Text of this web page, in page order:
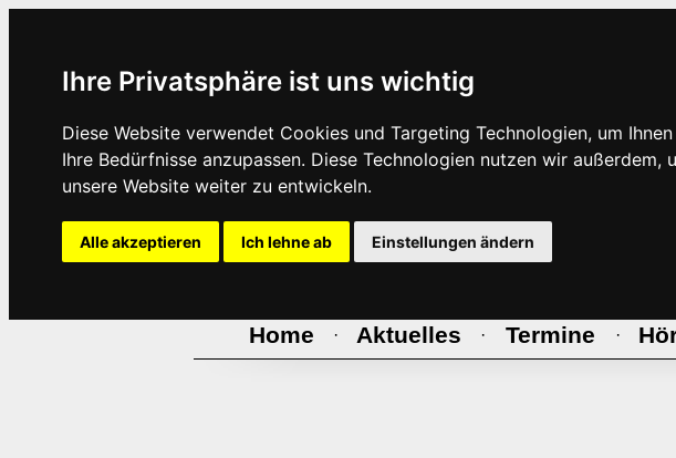
Ihre Privatsphäre ist uns wichtig
Diese Website verwendet Cookies und Targeting Technologien, um
Ihre Bedürfnisse anzupassen. Diese Technologien nutzen wir
unsere Website weiter zu entwickeln.
Alle akzeptieren Ich lehne ab Einstellungen ändern
Home · Aktuelles · Termine ·